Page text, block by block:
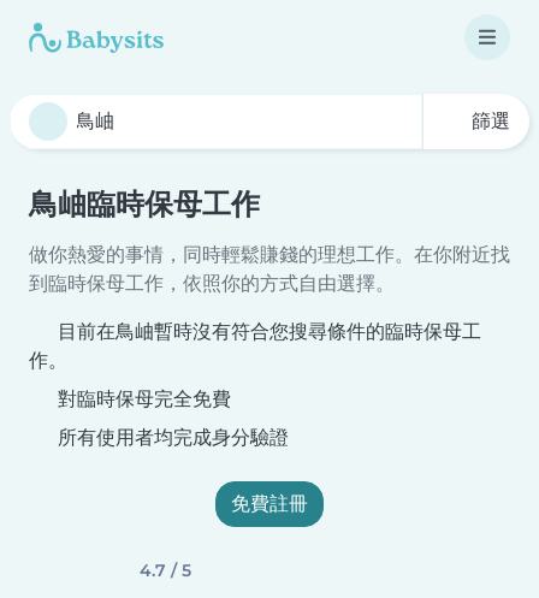
篩選
鳥岫臨時保母工作
做你熱愛的事情，同時輕鬆賺錢的理想工作。在你附近找
到臨時保母工作，依照你的方式自由選擇。
目前在鳥岫暫時沒有符合您搜尋條件的臨時保母工
作。
對臨時保母完全免費
所有使用者均完成身分驗證
免費註冊
4.7 / 5